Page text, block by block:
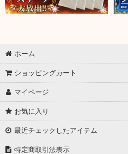
ホーム
ショッピングカート
マイページ
お気に入り
最近チェックしたアイテム
特定商取引法表示